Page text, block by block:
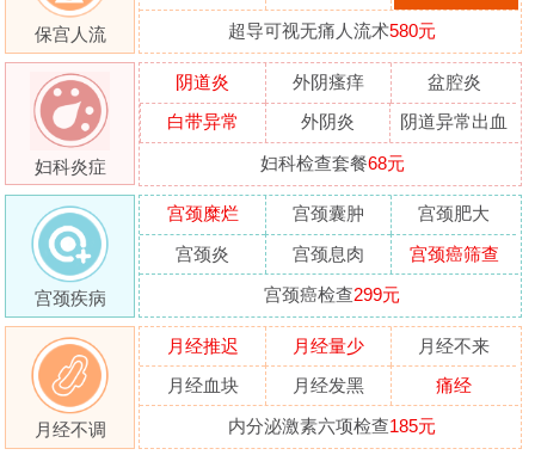
保宫人流 超导可视无痛人流术580元
妇科炎症
阴道炎 外阴瘙痒
盆腔炎
白带异常
外阴炎 阴道异常出血
妇科检查套餐68元
宫颈疾病
宫颈糜烂 宫颈囊肿
宫颈肥大
宫颈炎
宫颈息肉 宫颈癌筛查
宫颈癌检查299元
月经不调
月经推迟 月经量少
月经不来
月经血块
月经发黑 痛经
内分泌激素六项检查185元